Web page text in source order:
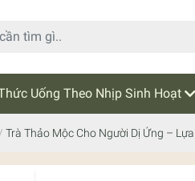
Uống Theo Nhịp Sinh Hoạt
Tức
/ Trà Thảo Mộc Cho Người Dị Ứng –